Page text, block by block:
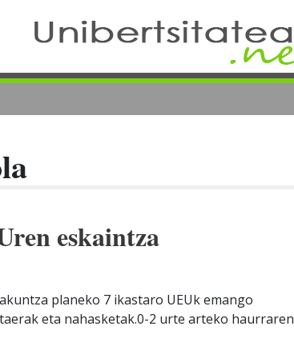
eskaintza
planeko 7 ikastaro UEUk emango
eta nahasketak.0-2 urte arteko haurraren